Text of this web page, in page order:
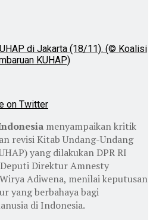
di Jakarta (18/11). (© Koalisi
KUHAP)
on Twitter
menyampaikan kritik
revisi Kitab Undang-Undang
yang dilakukan DPR RI
Direktur Amnesty
Adiwena, menilai keputusan
yang berbahaya bagi
di Indonesia.